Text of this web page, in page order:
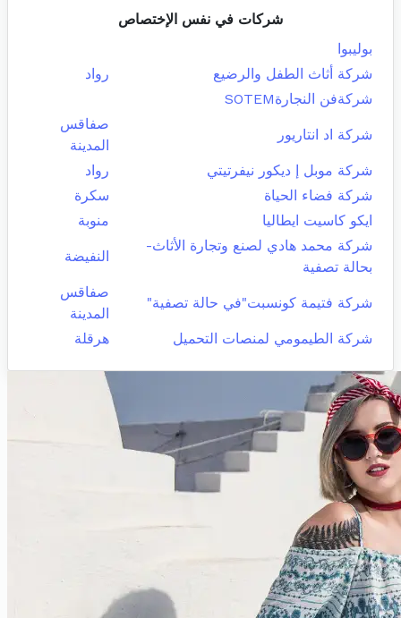
شركات في نفس الإختصاص
بوليبوا
شركة أثاث الطفل والرضيع
رواد
شركةفن النجارةSOTEM
شركة اد انتاريور
صفاقس
المدينة
شركة موبل إ ديكور نيفرتيتي
رواد
شركة فضاء الحياة
سكرة
ايكو كاسيت ايطاليا
منوبة
شركة محمد هادي لصنع وتجارة الأثاث-
بحالة تصفية
النفيضة
شركة فتيمة كونسبت"في حالة تصفية"
صفاقس
المدينة
شركة الطيمومي لمنصات التحميل
هرقلة